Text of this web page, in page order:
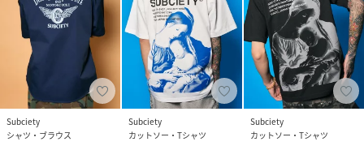
Subciety
シャツ・ブラウス
Subciety
カットソー・Tシャツ
Subciety
カットソー・Tシャツ